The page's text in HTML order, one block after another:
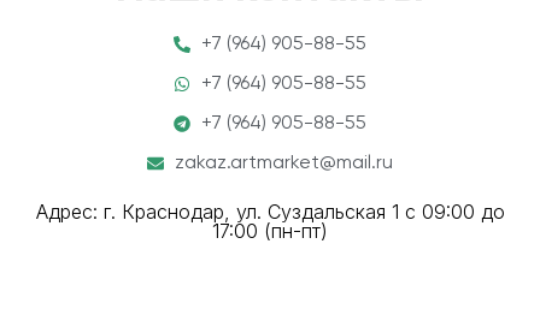
+7 (964) 905-88-55
+7 (964) 905-88-55
+7 (964) 905-88-55
zakaz.artmarket@mail.ru
Адрес: г. Краснодар, ул. Суздальская 1 с 09:00 до
17:00 (пн-пт)